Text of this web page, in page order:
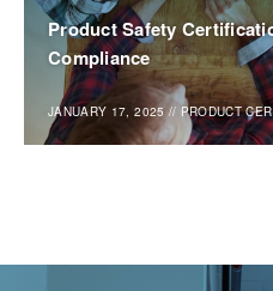
Product Safety
Compliance
JANUARY 17, 2025 // PRODUCT